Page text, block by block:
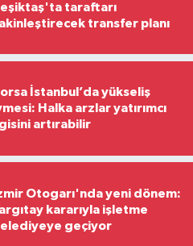
taraftarı
transfer planı
İstanbul’da yükseliş
Halka arzlar yatırımcı
artırabilir
Otogarı'nda yeni dönem:
kararıyla işletme
geçiyor